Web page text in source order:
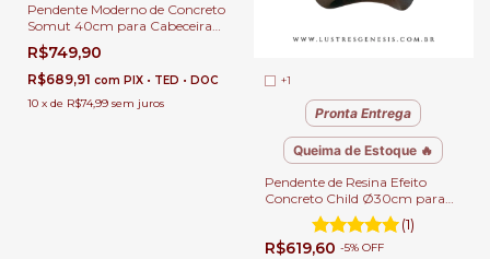
Pendente Moderno de Concreto
Somut 40cm para Cabeceira
de Cama, Balcão de Cozinha,
Quartos, Lavabo e Área
Gourmet
R$749,90
R$689,91 com PIX • TED • DOC
10 x de R$74,99 sem juros
+1
Pronta Entrega
Queima de Estoque 🔥
Pendente de Resina Efeito
Concreto Child Ø30cm para
Balcão de Cozinha, Quartos,
Lavabo e Área Gourmet.
(1)
R$619,60 -5% OFF